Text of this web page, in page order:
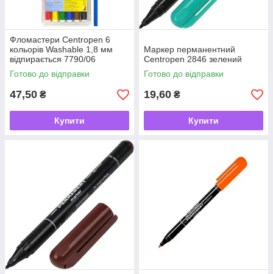
Фломастери Centropen 6
кольорів Washable 1,8 мм
відпирається 7790/06
Готово до відправки
47,50 ₴
Купити
Маркер перманентний
Centropen 2846 зелений
Готово до відправки
19,60 ₴
Купити